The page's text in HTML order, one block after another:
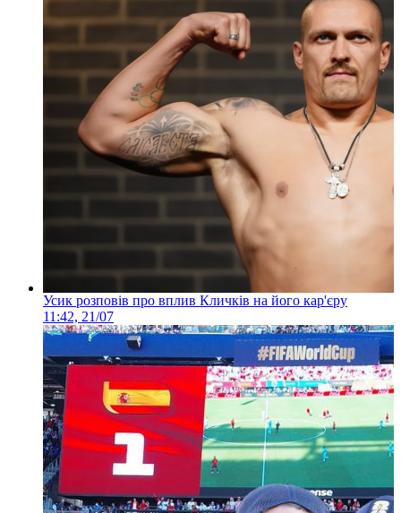
Усик розповів про вплив Кличків на його кар'єру
11:42, 21/07